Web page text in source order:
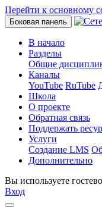
Перейти к основному
Боковая панель
В начало
Разделы
Общие
Каналы
YouTube RuTube
Школа
О проекте
Обратная связь
Поддержать
Услуги
Создание LMS
Дополнительно
Вы используете
Вход